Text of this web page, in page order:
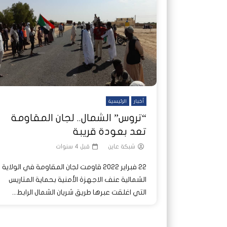
شاهد لاحقاً
عملتان وتطبيق مصرفي واحد.. كيف
تشظى النظام المصرفي في حرب
السودان؟
تصدر
ديون
شاهد لاحقاً
عملتان وتطبيق مصرفي واحد.. كيف
تشظى النظام المصرفي في حرب
السودان؟
على
أخبار الرئيسية
“تروس” الشمال.. لجان المقاومة
تعد بعودة قريبة
شبكة عاين قبل 4 سنوات
22 فبراير 2022 قاومت لجان المقاومة في الولاية
الشمالية عنف الاجهزة الأمنية بحماية المتاريس
التي اغلقت عبرها طريق شريان الشمال الرابط...